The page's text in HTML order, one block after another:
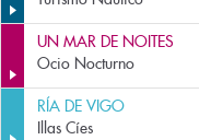
UN MAR DE NOITES
Ocio Nocturno
RÍA DE VIGO
Illas Cíes